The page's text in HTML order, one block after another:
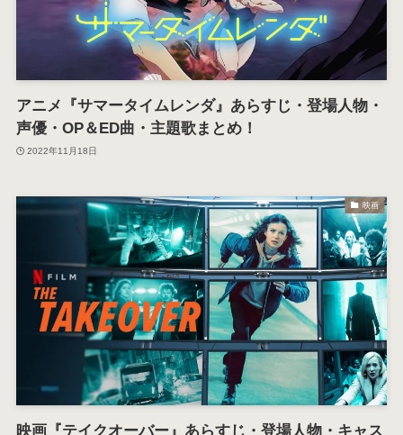
アニメ『サマータイムレンダ』あらすじ・登場人物・
声優・OP＆ED曲・主題歌まとめ！
2022年11月18日
映画
映画『テイクオーバー』あらすじ・登場人物・キャス